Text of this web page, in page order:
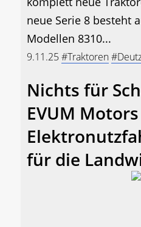
neue Serie 8 besteht
Modellen 8310...
9.11.25#Traktoren
Nichts für
EVUM
für die